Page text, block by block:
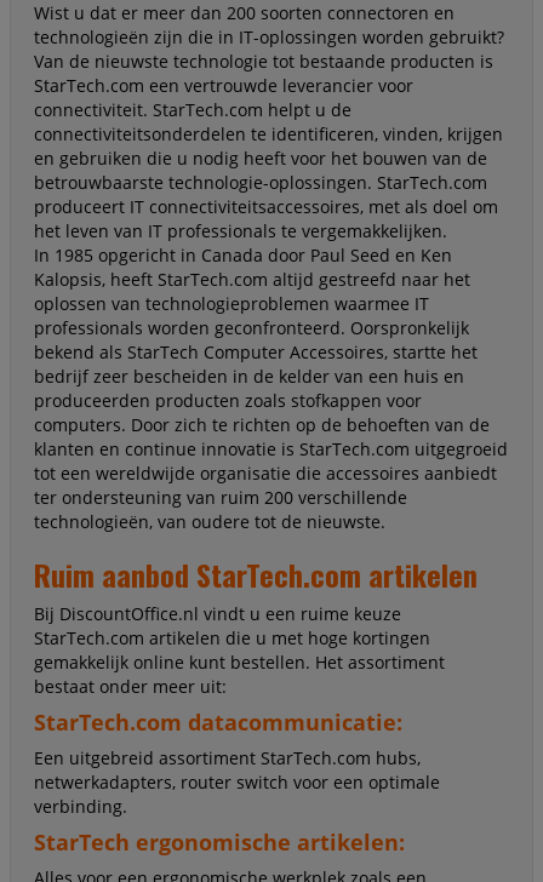
Wist u dat er meer dan 200 soorten connectoren en
technologieën zijn die in IT-oplossingen worden gebruikt?
Van de nieuwste technologie tot bestaande producten is
StarTech.com een vertrouwde leverancier voor
connectiviteit. StarTech.com helpt u de
connectiviteitsonderdelen te identificeren, vinden, krijgen
en gebruiken die u nodig heeft voor het bouwen van de
betrouwbaarste technologie-oplossingen. StarTech.com
produceert IT connectiviteitsaccessoires, met als doel om
het leven van IT professionals te vergemakkelijken.
In 1985 opgericht in Canada door Paul Seed en Ken
Kalopsis, heeft StarTech.com altijd gestreefd naar het
oplossen van technologieproblemen waarmee IT
professionals worden geconfronteerd. Oorspronkelijk
bekend als StarTech Computer Accessoires, startte het
bedrijf zeer bescheiden in de kelder van een huis en
produceerden producten zoals stofkappen voor
computers. Door zich te richten op de behoeften van de
klanten en continue innovatie is StarTech.com uitgegroeid
tot een wereldwijde organisatie die accessoires aanbiedt
ter ondersteuning van ruim 200 verschillende
technologieën, van oudere tot de nieuwste.
Ruim aanbod StarTech.com artikelen
Bij DiscountOffice.nl vindt u een ruime keuze
StarTech.com artikelen die u met hoge kortingen
gemakkelijk online kunt bestellen. Het assortiment
bestaat onder meer uit:
StarTech.com datacommunicatie:
Een uitgebreid assortiment StarTech.com hubs,
netwerkadapters, router switch voor een optimale
verbinding.
StarTech ergonomische artikelen: